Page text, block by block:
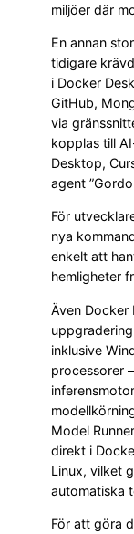
miljöer där
En annan
tidigare
i Docker
GitHub,
via
kopplas till
Desktop,
agent
För
nya
enkelt att
hemligheter
Även Docker
inklusive
processorer
Model
direkt i
Linux, vilket
automatiska
För att göra